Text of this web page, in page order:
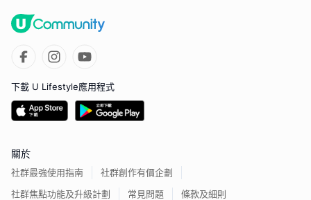
下載 U Lifestyle應用程式
關於
社群最強使用指南
社群創作有價企劃
社群焦點功能及升級計劃
常見問題 條款及細則